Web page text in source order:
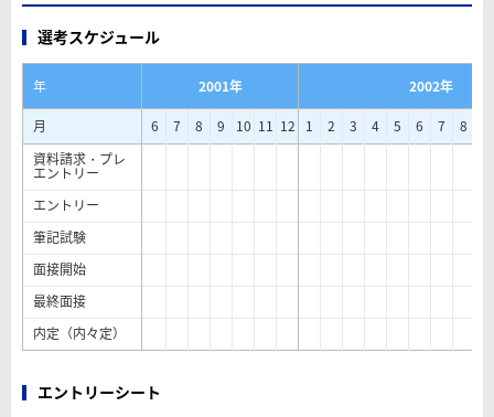
選考スケジュール
年 2001年
2002年
月
6 7 8 9 10 11 12 1 2 3 4 5 6 7 8
資料請求・プレ
エントリー
エントリー
筆記試験
面接開始
最終面接
内定（内々定）
エントリーシート